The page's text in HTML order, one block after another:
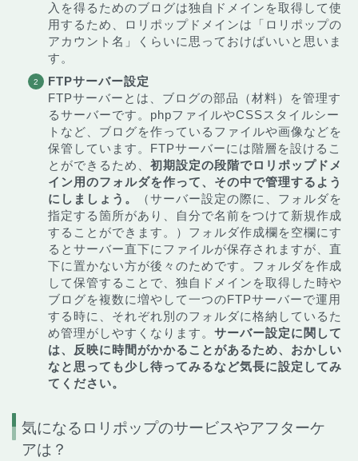
入を得るためのブログは独自ドメインを取得して使
用するため、ロリポップドメインは「ロリポップの
アカウント名」くらいに思っておけばいいと思いま
す。
FTPサーバー設定
FTPサーバーとは、ブログの部品（材料）を管理す
るサーバーです。phpファイルやCSSスタイルシー
トなど、ブログを作っているファイルや画像などを
保管しています。FTPサーバーには階層を設けるこ
とができるため、 初期設定の段階でロリポップドメ
イン用のフォルダを作って、その中で管理するよう
にしましょう。
（サーバー設定の際に、フォルダを
指定する箇所があり、自分で名前をつけて新規作成
することができます。）フォルダ作成欄を空欄にす
るとサーバー直下にファイルが保存されますが、直
下に置かない方が後々のためです。フォルダを作成
して保管することで、独自ドメインを取得した時や
ブログを複数に増やして一つのFTPサーバーで運用
する時に、それぞれ別のフォルダに格納しているた
め管理がしやすくなります。 サーバー設定に関して
は、反映に時間がかかることがあるため、おかしい
なと思っても少し待ってみるなど気長に設定してみ
てください。
気になるロリポップのサービスやアフターケ
アは？